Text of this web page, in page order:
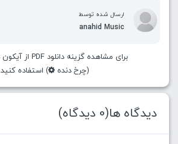
ارسال شده توسط
anahid Music
برای مشاهده گزینه دانلود PDF از آیکون دسترسی ها
(چرخ دنده ) استفاده کنید
دیدگاه ها(0 دیدگاه)